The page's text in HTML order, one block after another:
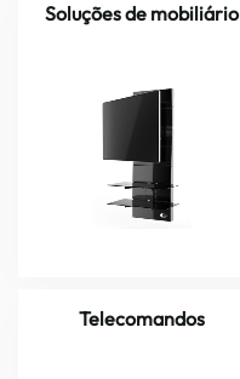
Soluções de mobiliário
Telecomandos